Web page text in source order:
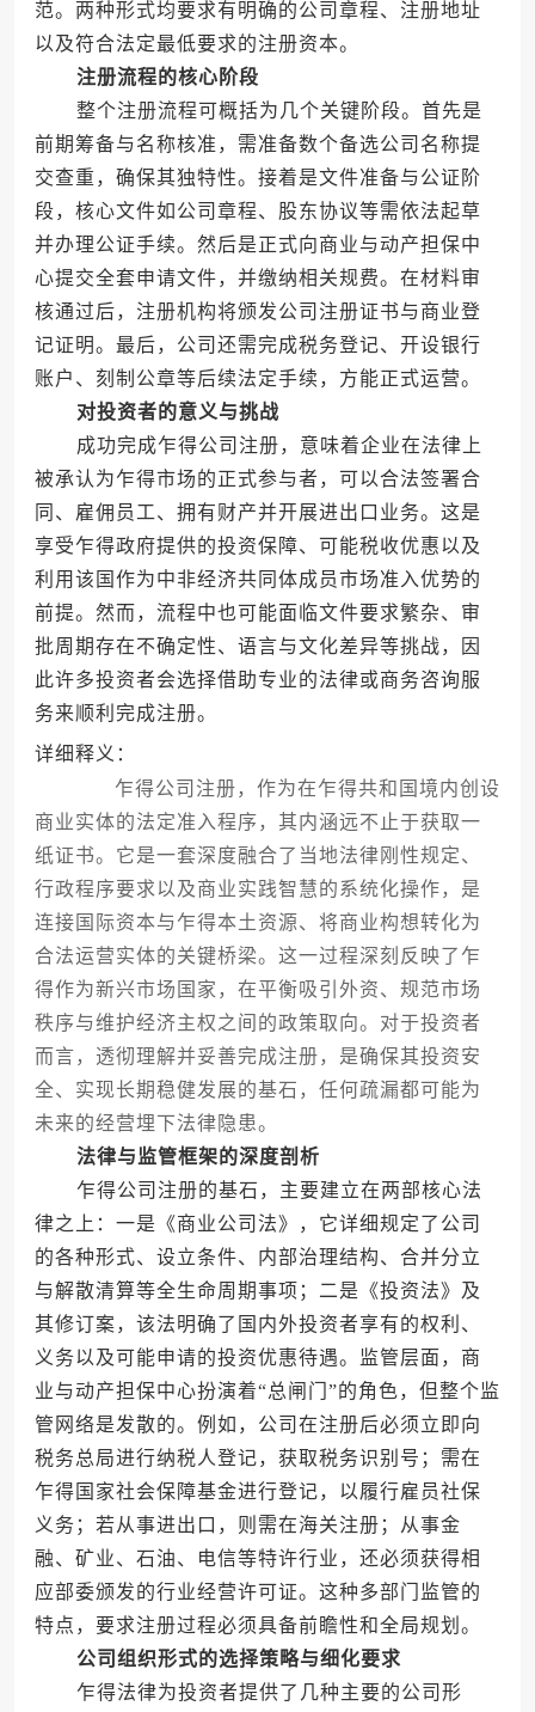
范。两种形式均要求有明确的公司章程、注册地址
以及符合法定最低要求的注册资本。
注册流程的核心阶段
整个注册流程可概括为几个关键阶段。首先是
前期筹备与名称核准，需准备数个备选公司名称提
交查重，确保其独特性。接着是文件准备与公证阶
段，核心文件如公司章程、股东协议等需依法起草
并办理公证手续。然后是正式向商业与动产担保中
心提交全套申请文件，并缴纳相关规费。在材料审
核通过后，注册机构将颁发公司注册证书与商业登
记证明。最后，公司还需完成税务登记、开设银行
账户、刻制公章等后续法定手续，方能正式运营。
对投资者的意义与挑战
成功完成乍得公司注册，意味着企业在法律上
被承认为乍得市场的正式参与者，可以合法签署合
同、雇佣员工、拥有财产并开展进出口业务。这是
享受乍得政府提供的投资保障、可能税收优惠以及
利用该国作为中非经济共同体成员市场准入优势的
前提。然而，流程中也可能面临文件要求繁杂、审
批周期存在不确定性、语言与文化差异等挑战，因
此许多投资者会选择借助专业的法律或商务咨询服
务来顺利完成注册。
详细释义：
乍得公司注册，作为在乍得共和国境内创设
商业实体的法定准入程序，其内涵远不止于获取一
纸证书。它是一套深度融合了当地法律刚性规定、
行政程序要求以及商业实践智慧的系统化操作，是
连接国际资本与乍得本土资源、将商业构想转化为
合法运营实体的关键桥梁。这一过程深刻反映了乍
得作为新兴市场国家，在平衡吸引外资、规范市场
秩序与维护经济主权之间的政策取向。对于投资者
而言，透彻理解并妥善完成注册，是确保其投资安
全、实现长期稳健发展的基石，任何疏漏都可能为
未来的经营埋下法律隐患。
法律与监管框架的深度剖析
乍得公司注册的基石，主要建立在两部核心法
律之上：一是《商业公司法》，它详细规定了公司
的各种形式、设立条件、内部治理结构、合并分立
与解散清算等全生命周期事项；二是《投资法》及
其修订案，该法明确了国内外投资者享有的权利、
义务以及可能申请的投资优惠待遇。监管层面，商
业与动产担保中心扮演着“总闸门”的角色，但整个监
管网络是发散的。例如，公司在注册后必须立即向
税务总局进行纳税人登记，获取税务识别号；需在
乍得国家社会保障基金进行登记，以履行雇员社保
义务；若从事进出口，则需在海关注册；从事金
融、矿业、石油、电信等特许行业，还必须获得相
应部委颁发的行业经营许可证。这种多部门监管的
特点，要求注册过程必须具备前瞻性和全局规划。
公司组织形式的选择策略与细化要求
乍得法律为投资者提供了几种主要的公司形